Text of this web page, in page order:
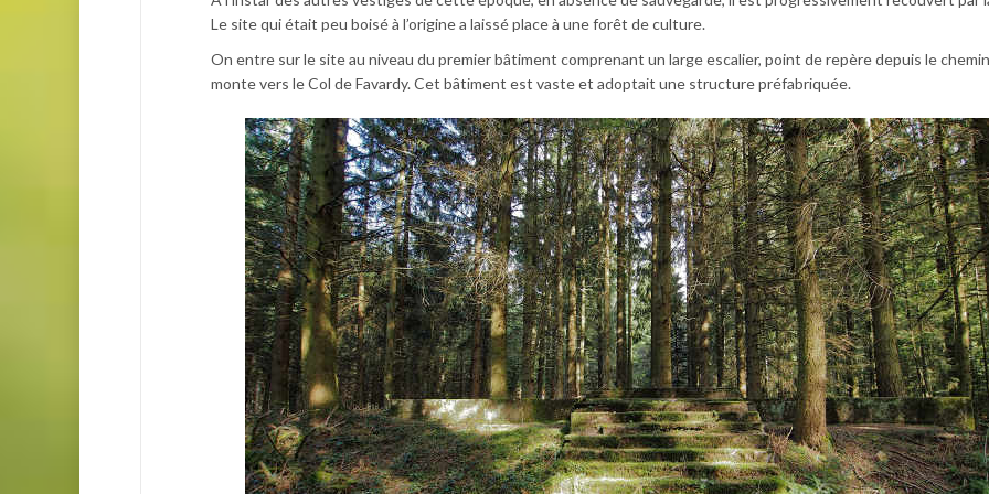
Le site qui était peu boisé à l’origine a laissé place à une forêt de culture.
On entre sur le site au niveau du premier bâtiment comprenant un large escalier, point de repère depuis le
monte vers le Col de Favardy. Cet bâtiment est vaste et adoptait une structure préfabriquée.